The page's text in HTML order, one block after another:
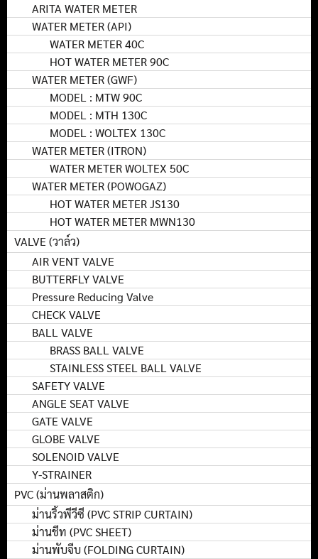
ARITA WATER METER
WATER METER (API)
WATER METER 40C
HOT WATER METER 90C
WATER METER (GWF)
MODEL : MTW 90C
MODEL : MTH 130C
MODEL : WOLTEX 130C
WATER METER (ITRON)
WATER METER WOLTEX 50C
WATER METER (POWOGAZ)
HOT WATER METER JS130
HOT WATER METER MWN130
VALVE (วาล์ว)
AIR VENT VALVE
BUTTERFLY VALVE
Pressure Reducing Valve
CHECK VALVE
BALL VALVE
BRASS BALL VALVE
STAINLESS STEEL BALL VALVE
SAFETY VALVE
ANGLE SEAT VALVE
GATE VALVE
GLOBE VALVE
SOLENOID VALVE
Y-STRAINER
PVC (ม่านพลาสติก)
ม่านริ้วพีวีซี (PVC STRIP CURTAIN)
ม่านชีท (PVC SHEET)
ม่านพับจีบ (FOLDING CURTAIN)